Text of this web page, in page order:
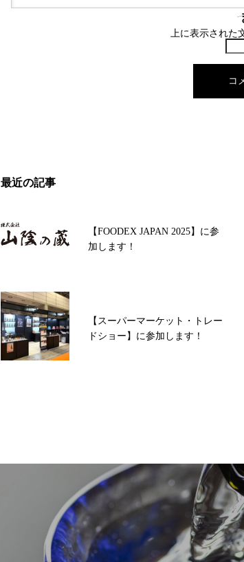
上に表示された
最近の記事
【FOODEX JAPAN 2025】に参
加します！
【スーパーマーケット・トレー
ドショー】に参加します！